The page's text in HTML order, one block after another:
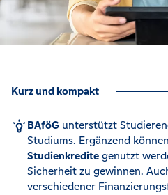
Kurz und kompakt
BAföGunterstützt
Studiums. Ergänzend können
Studienkreditegenutzt
Sicherheit zu gewinnen.
verschiedener